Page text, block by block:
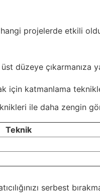
hangi projelerde etkili
düzeye çıkarmanıza
için katmanlama
ile daha zengin
Teknik
serbest